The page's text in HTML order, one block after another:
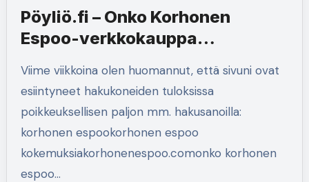
Pöyliö.fi – Onko Korhonen
Espoo-verkkokauppa
Viime viikkoina olen huomannut, että sivuni ovat
esiintyneet hakukoneiden tuloksissa
poikkeuksellisen paljon mm. hakusanoilla:
korhonen espookorhonen espoo
kokemuksiakorhonenespoo.comonko korhonen
espoo…